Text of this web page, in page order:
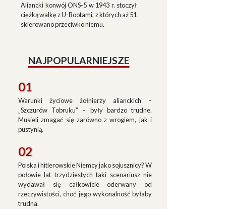
Aliancki konwój ONS-5 w 1943 r. stoczył
ciężką walkę z U-Bootami, z których aż 51
skierowano przeciwko niemu.
NAJPOPULARNIEJSZE
01
Warunki życiowe żołnierzy alianckich –
„Szczurów Tobruku” – były bardzo trudne.
Musieli zmagać się zarówno z wrogiem, jak i
pustynią.
02
Polska i hitlerowskie Niemcy jako sojusznicy? W
połowie lat trzydziestych taki scenariusz nie
wydawał się całkowicie oderwany od
rzeczywistości, choć jego wykonalność byłaby
trudna.